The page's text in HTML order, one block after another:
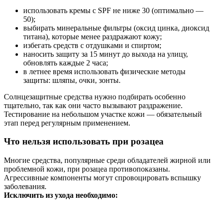
использовать кремы с SPF не ниже 30 (оптимально —
50);
выбирать минеральные фильтры (оксид цинка, диоксид
титана), которые менее раздражают кожу;
избегать средств с отдушками и спиртом;
наносить защиту за 15 минут до выхода на улицу,
обновлять каждые 2 часа;
в летнее время использовать физические методы
защиты: шляпы, очки, зонты.
Солнцезащитные средства нужно подбирать особенно
тщательно, так как они часто вызывают раздражение.
Тестирование на небольшом участке кожи — обязательный
этап перед регулярным применением.
Что нельзя использовать при розацеа
Многие средства, популярные среди обладателей жирной или
проблемной кожи, при розацеа противопоказаны.
Агрессивные компоненты могут спровоцировать вспышку
заболевания.
Исключить из ухода необходимо: